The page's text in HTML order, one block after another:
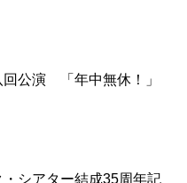
回公演 「年中無休！」
シアター結成35周年記